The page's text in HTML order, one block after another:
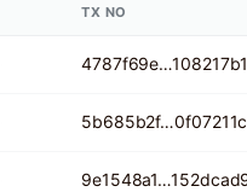
TX NO
4787f69e…108217b1
5b685b2f…0f07211c